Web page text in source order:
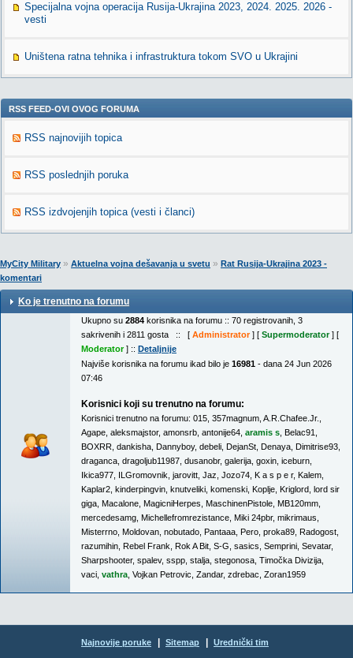
Specijalna vojna operacija Rusija-Ukrajina 2023, 2024. 2025. 2026 -
vesti
Uništena ratna tehnika i infrastruktura tokom SVO u Ukrajini
RSS FEED-OVI OVOG FORUMA
RSS najnovijih topica
RSS poslednjih poruka
RSS izdvojenjih topica (vesti i članci)
MyCity Military » Aktuelna vojna dešavanja u svetu » Rat Rusija-Ukrajina 2023 -
komentari
Ko je trenutno na forumu
Ukupno su 2884 korisnika na forumu :: 70 registrovanih, 3
sakrivenih i 2811 gosta :: [ Administrator] [ Supermoderator] [
Moderator] :: Detaljnije
Najviše korisnika na forumu ikad bilo je 16981 - dana 24 Jun 2026
07:46
Korisnici koji su trenutno na forumu:
Korisnici trenutno na forumu: 015 357magnum A.R.Chafee.Jr.
Agape aleksmajstor, amonsrb antonije64 aramis s Belac91
BOXRR dankisha Dannyboy, debeli DejanSt Denaya Dimitrise93
draganca dragoljub11987 dusanobr, galerija goxin iceburn
Ikica977 ILGromovnik jarovitt Jaz Jozo74 K a s p e r, Kalem
Kaplar2 kinderpingvin knutveliki komenski Koplje Kriglord lord sir
giga Macalone MagicniHerpes MaschinenPistole MB120mm
mercedesamg Michellefromrezistance Miki 24pbr, mikrimaus
Misterrno Moldovan nobutado Pantaaa Pero proka89 Radogost
razumihin Rebel Frank Rok A Bit S-G sasics Semprini Sevatar,
Sharpshooter, spalev, sspp stalja stegonosa Timočka Divizija
vaci vathra Vojkan Petrovic Zandar, zdrebac Zoran1959
Najnovije poruke Sitemap Urednički tim